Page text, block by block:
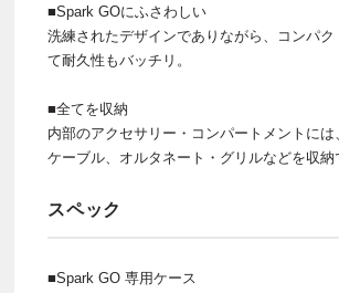
■Spark GOにふさわしい
洗練されたデザインでありながら、コンパク
て耐久性もバッチリ。
■全てを収納
内部のアクセサリー・コンパートメントに
ケーブル、オルタネート・グリルなどを収納
スペック
■Spark GO 専用ケース